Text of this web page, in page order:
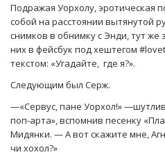
Подражая Уорхолу, эротическая
собой на расстоянии вытянутой
снимков в обнимку с Энди, тут
них в фейсбук под хештегом
текстом: «Угадайте, где я?».
Следующим был Серж.
—«Сервус, пане Уорхол!»
поп-арта», вспомнив песенку
Мидянки. — А вот скажите мне,
чи хохол?»